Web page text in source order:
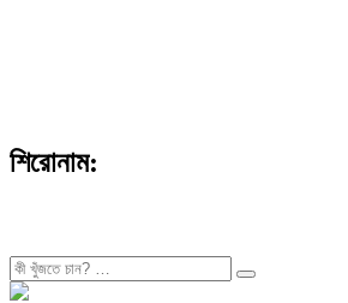
শিরোনাম:
খুজুন